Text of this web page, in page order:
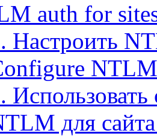
auth for
Настроить
для